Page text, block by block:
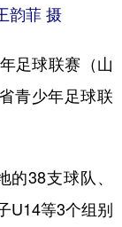
江苏
重庆
韵菲 摄
足球联赛（山
青少年足球联
38支球队、
U14等3个组别